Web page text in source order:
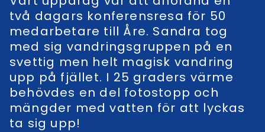
två dagars konferensresa för 50
medarbetare till Åre. Sandra tog
med sig vandringsgruppen på en
svettig men helt magisk vandring
upp på fjället. I 25 graders värme
behövdes en del fotostopp och
mängder med vatten för att lyckas
ta sig upp!